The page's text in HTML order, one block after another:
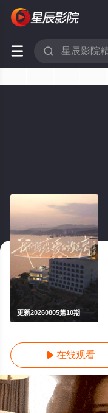
 
更新20260805第10期
 在线观看